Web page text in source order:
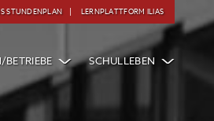
SCHULLEBEN
STUNDENPLAN LERNPLATTFORM ILIAS